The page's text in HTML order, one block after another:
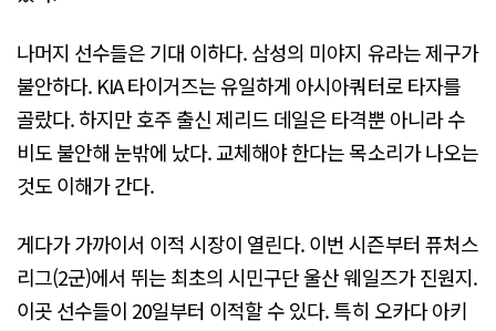
나머지 선수들은 기대 이하다. 삼성의 미야지 유라는 제구가
불안하다. KIA 타이거즈는 유일하게 아시아쿼터로 타자를
골랐다. 하지만 호주 출신 제리드 데일은 타격뿐 아니라 수
비도 불안해 눈밖에 났다. 교체해야 한다는 목소리가 나오는
것도 이해가 간다.
게다가 가까이서 이적 시장이 열린다. 이번 시즌부터 퓨처스
리그(2군)에서 뛰는 최초의 시민구단 울산 웨일즈가 진원지.
이곳 선수들이 20일부터 이적할 수 있다. 특히 오카다 아키